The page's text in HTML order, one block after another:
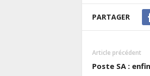
PARTAGER
Article précédent
Poste SA :